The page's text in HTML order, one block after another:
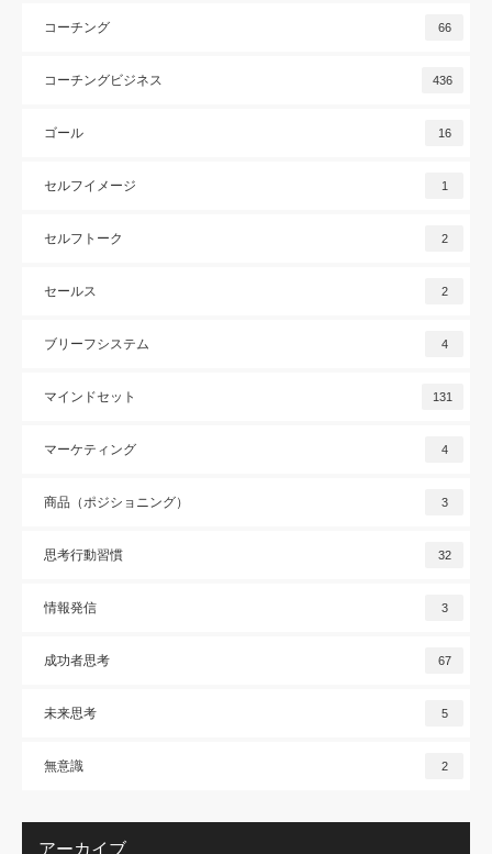
コーチング 66
コーチングビジネス 436
ゴール 16
セルフイメージ 1
セルフトーク 2
セールス 2
ブリーフシステム 4
マインドセット 131
マーケティング 4
商品（ポジショニング） 3
思考行動習慣 32
情報発信 3
成功者思考 67
未来思考 5
無意識 2
アーカイブ